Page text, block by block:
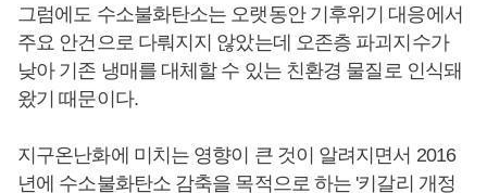
그럼에도 수소불화탄소는 오랫동안 기후위기 대응에서
주요 안건으로 다뤄지지 않았는데 오존층 파괴지수가
낮아 기존 냉매를 대체할 수 있는 친환경 물질로 인식돼
왔기 때문이다.
지구온난화에 미치는 영향이 큰 것이 알려지면서 2016
년에 수소불화탄소 감축을 목적으로 하는 '키갈리 개정